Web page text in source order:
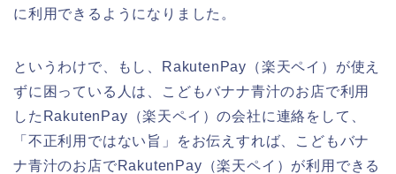
に利用できるようになりました。
というわけで、もし、RakutenPay（楽天ペイ）が使え
ずに困っている人は、こどもバナナ青汁のお店で利用
したRakutenPay（楽天ペイ）の会社に連絡をして、
「不正利用ではない旨」をお伝えすれば、こどもバナ
ナ青汁のお店でRakutenPay（楽天ペイ）が利用できる